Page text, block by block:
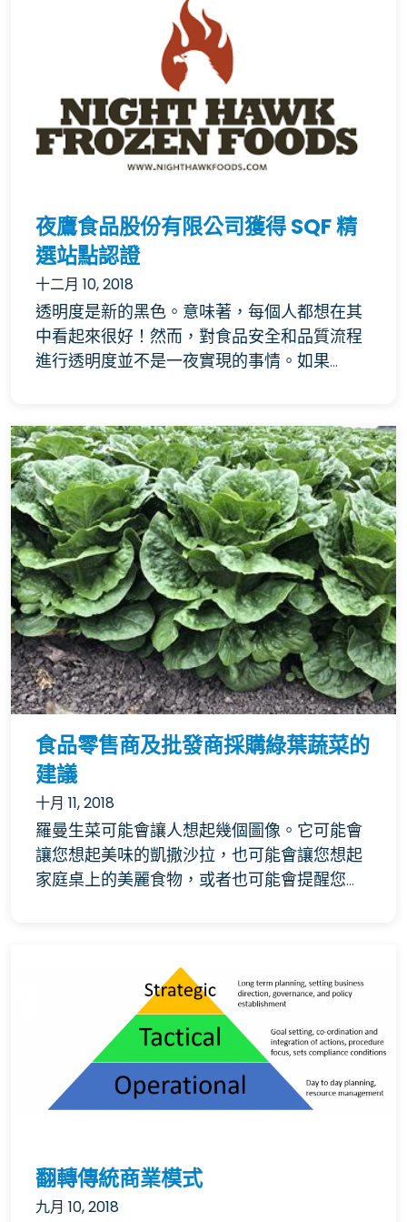
夜鷹食品股份有限公司獲得 SQF 精
選站點認證
十二月 10, 2018
透明度是新的黑色。意味著，每個人都想在其
中看起來很好！然而，對食品安全和品質流程
進行透明度並不是一夜實現的事情。如果...
食品零售商及批發商採購綠葉蔬菜的
建議
十月 11, 2018
羅曼生菜可能會讓人想起幾個圖像。它可能會
讓您想起美味的凱撒沙拉，也可能會讓您想起
家庭桌上的美麗食物，或者也可能會提醒您...
翻轉傳統商業模式
九月 10, 2018